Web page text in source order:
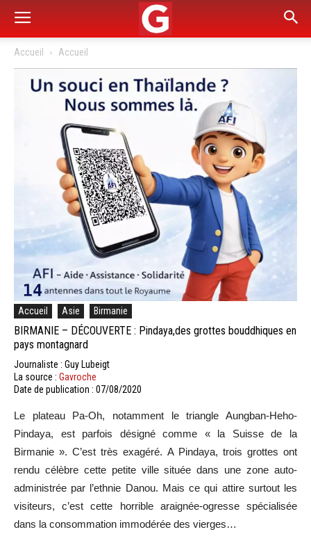
Accueil Accueil
Accueil Asie Birmanie
BIRMANIE – DÉCOUVERTE : Pindaya,des grottes bouddhiques en
pays montagnard
Journaliste : Guy Lubeigt
La source : Gavroche
Date de publication : 07/08/2020
Le plateau Pa-Oh, notamment le triangle Aungban-Heho-
Pindaya, est parfois désigné comme « la Suisse de la
Birmanie ». C’est très exagéré. A Pindaya, trois grottes ont
rendu célèbre cette petite ville située dans une zone auto-
administrée par l’ethnie Danou. Mais ce qui attire surtout les
visiteurs, c’est cette horrible araignée-ogresse spécialisée
dans la consommation immodérée des vierges…